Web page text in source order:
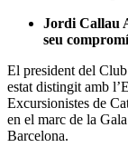
Jordi Callau
seu
El president del
estat distingit amb
Excursionistes de
en el marc de la
Barcelona.